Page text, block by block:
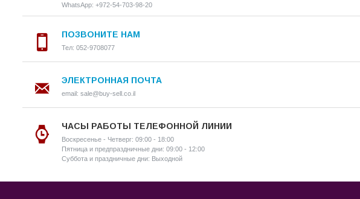
WhatsApp: +972-54-703-98-20
ПОЗВОНИТЕ НАМ
Тел: 052-9708077
ЭЛЕКТРОННАЯ ПОЧТА
email: sale@buy-sell.co.il
ЧАСЫ РАБОТЫ ТЕЛЕФОННОЙ ЛИНИИ
Воскресенье - Четверг: 09:00 - 18:00
Пятница и предпраздничные дни: 09:00 - 12:00
Суббота и праздничные дни: Выходной